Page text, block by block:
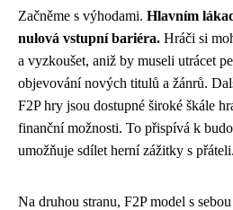
Začněme s výhodami. Hlavním
nulová vstupní bariéra. Hráči si
a vyzkoušet, aniž by museli utrácet
objevování nových titulů a žánrů.
F2P hry jsou dostupné široké škále
finanční možnosti. To přispívá k
umožňuje sdílet herní zážitky s přáteli.
Na druhou stranu, F2P model s